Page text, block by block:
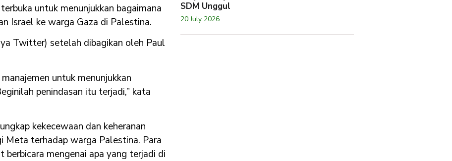
untuk menunjukkan bagaimana
Israel ke warga Gaza di Palestina.
Twitter) setelah dibagikan oleh Paul
untuk menunjukkan
penindasan itu terjadi,” kata
kekecewaan dan keheranan
Meta terhadap warga Palestina. Para
berbicara mengenai apa yang terjadi di
SDM Unggul
20 July 2026